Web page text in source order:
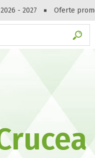
- 2027 Oferte